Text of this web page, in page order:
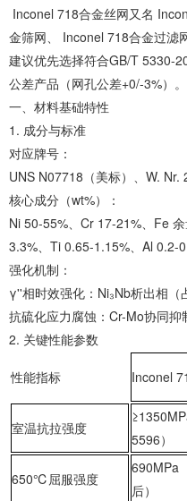
‌Inconel 718合金丝网又名
金筛网、 ‌Inconel 718合金过滤
建议优先选择符合GB/T 5330-
公差产品（网孔公差+0/-3%）。
‌一、材料基础特性‌
1. ‌成分与标准‌
‌对应牌号‌：
‌UNS N07718‌（美标）、‌W. Nr.
‌核心成分（wt%）‌：
‌Ni 50-55%‌、‌Cr 17-21%‌、‌Fe
3.3%、Ti 0.65-1.15%、Al 0.2-
‌强化机制‌：
‌γ''相时效强化‌：Ni₃Nb析出相（
抗硫化应力腐蚀‌：Cr-Mo协同抑
2. ‌关键性能参数‌
性能指标 Inconel
‌室温抗拉强度‌
5596）
‌650℃屈服强度‌
690MPa
后）